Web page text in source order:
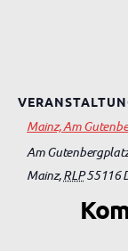
Mainz, Am
Am
Mainz, RLP 55116